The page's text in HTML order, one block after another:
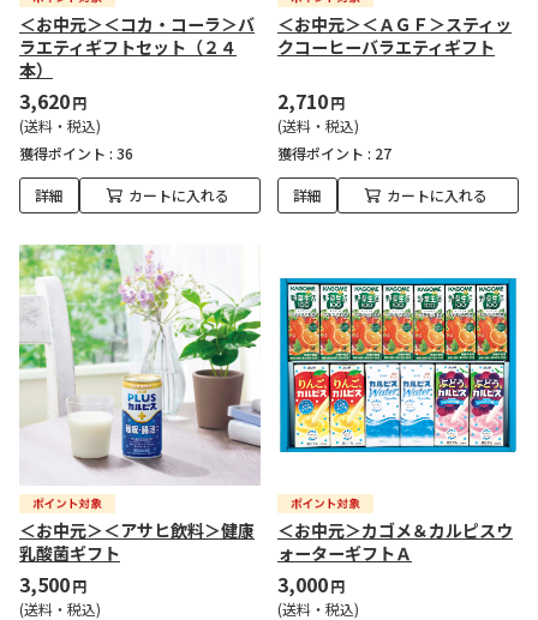
＜お中元＞＜コカ・コーラ＞バ
ラエティギフトセット（２４
本）
3,620円
(送料・税込)
獲得ポイント : 36
詳細 カートに入れる
＜お中元＞＜ＡＧＦ＞スティッ
クコーヒーバラエティギフト
2,710円
(送料・税込)
獲得ポイント : 27
詳細 カートに入れる
＜お中元＞＜アサヒ飲料＞健康
乳酸菌ギフト
3,500円
(送料・税込)
＜お中元＞カゴメ＆カルピスウ
ォーターギフトＡ
3,000円
(送料・税込)